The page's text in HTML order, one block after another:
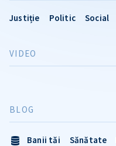
Justiție Politic Social
VIDEO
BLOG
Banii tăi Sănătate